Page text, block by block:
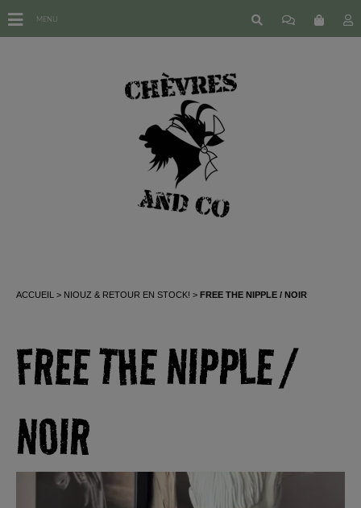
ACCUEIL NIOUZ & RETOUR EN STOCK! FREE THE NIPPLE / NOIR
FREE THE NIPPLE /
NOIR
MENU